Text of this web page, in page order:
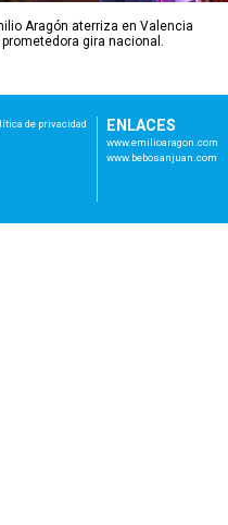
Aragón aterriza en Valencia
gira nacional.
de privacidad ENLACES
www.emilioaragon.com
www.bebosanjuan.com